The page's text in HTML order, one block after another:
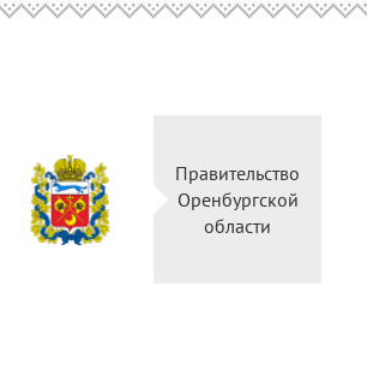
Правительство
Оренбургской
области